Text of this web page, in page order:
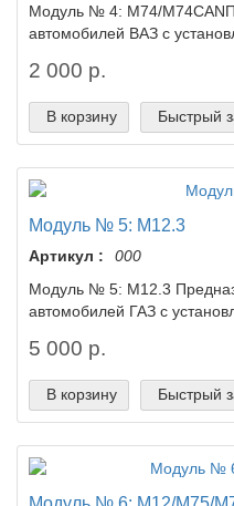
Модуль № 4: М74/
автомобилей ВАЗ с
2 000 р.
В корзину Быстрый
Модуль № 5: М12.3
Артикул :
000
Модуль № 5: М12.3
автомобилей ГАЗ с
5 000 р.
В корзину Быстрый